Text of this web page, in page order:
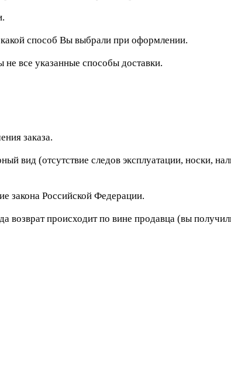
способ Вы выбрали при оформлении.
все указанные способы доставки.
заказа.
вид (отсутствие следов эксплуатации, носки,
закона Российской Федерации.
возврат происходит по вине продавца (вы